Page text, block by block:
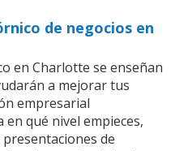
de negocios en
en Charlotte se enseñan
a mejorar tus
empresarial
qué nivel empieces,
de